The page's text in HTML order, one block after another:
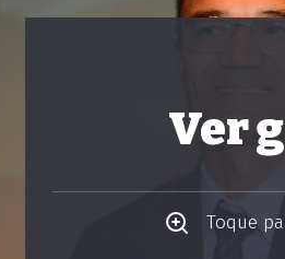
Ver
Toque